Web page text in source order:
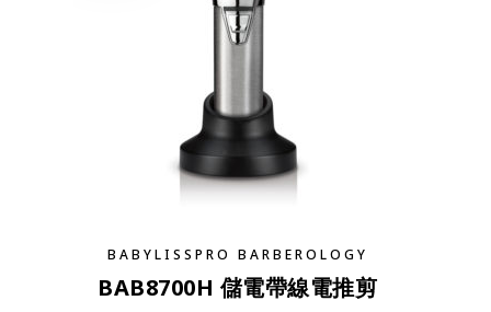
BABYLISSPRO BARBEROLOGY
BAB8700H 儲電帶線電推剪